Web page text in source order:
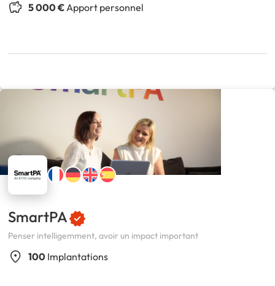
5 000 € Apport personnel
SmartPA
Penser intelligemment, avoir un impact important
100 Implantations